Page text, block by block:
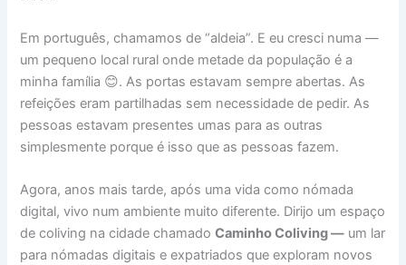
Em português, chamamos de “aldeia”. E eu cresci numa —
um pequeno local rural onde metade da população é a
minha família 😊. As portas estavam sempre abertas. As
refeições eram partilhadas sem necessidade de pedir. As
pessoas estavam presentes umas para as outras
simplesmente porque é isso que as pessoas fazem.
Agora, anos mais tarde, após uma vida como nómada
digital, vivo num ambiente muito diferente. Dirijo um espaço
de coliving na cidade chamadoCaminho Coliving — um lar
para nómadas digitais e expatriados que exploram novos